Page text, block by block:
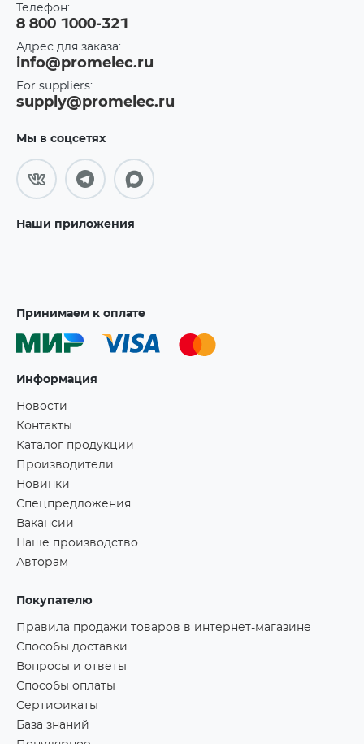
Телефон:
8 800 1000-321
Адрес для заказа:
info@promelec.ru
For suppliers:
supply@promelec.ru
Мы в соцсетях
Наши приложения
Принимаем к оплате
Информация
Новости
Контакты
Каталог продукции
Производители
Новинки
Спецпредложения
Вакансии
Наше производство
Авторам
Покупателю
Правила продажи товаров в интернет-магазине
Способы доставки
Вопросы и ответы
Способы оплаты
Сертификаты
База знаний